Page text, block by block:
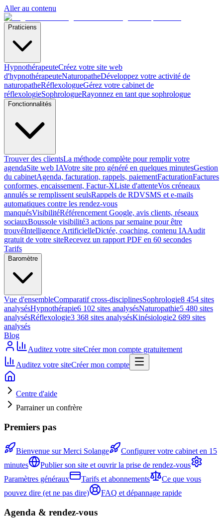
Aller au contenu
Praticiens
HypnothérapeuteCréez votre site web
d'hypnothérapeuteNaturopatheDéveloppez votre activité de
naturopatheRéflexologueGérez votre cabinet de
réflexologieSophrologueRayonnez en tant que sophrologue
Fonctionnalités
Trouver des clientsLa méthode complète pour remplir votre
agendaSite web IAVotre site pro généré en quelques minutesGestion
du cabinetAgenda, facturation, rappels, paiementFacturationFactures
conformes, encaissement, Factur-XListe d'attenteVos créneaux
annulés se remplissent seulsRappels de RDVSMS et e-mails
automatiques contre les rendez-vous
manquésVisibilitéRéférencement Google, avis clients, réseaux
sociauxBoussole visibilité3 actions par semaine pour être
trouvéIntelligence ArtificielleDictée, coaching, contenu IAAudit
gratuit de votre siteRecevez un rapport PDF en 60 secondes
Tarifs
Baromètre
Vue d'ensembleComparatif cross-disciplinesSophrologie8 454 sites
analysésHypnothérapie6 102 sites analysésNaturopathie5 480 sites
analysésRéflexologie3 368 sites analysésKinésiologie2 689 sites
analysés
Blog
Auditez votre siteCréer mon compte gratuitement
Auditez votre siteCréer mon compte
Centre d'aide
Parrainer un confrère
Premiers pas
Bienvenue sur Merci Solange
Configurer votre cabinet en 15
minutes
Publier son site et ouvrir la prise de rendez-vous
Paramètres généraux
Tarifs et abonnements
Ce que vous
pouvez dire (et ne pas dire)
FAQ et dépannage rapide
Agenda & rendez-vous